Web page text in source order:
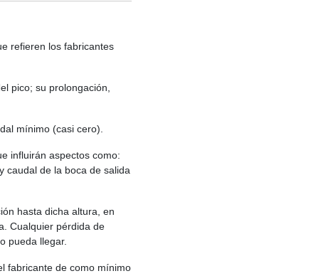
refieren los fabricantes
pico; su prolongación,
mínimo (casi cero).
influirán aspectos como:
caudal de la boca de salida
hasta dicha altura, en
Cualquier pérdida de
pueda llegar.
fabricante de como mínimo